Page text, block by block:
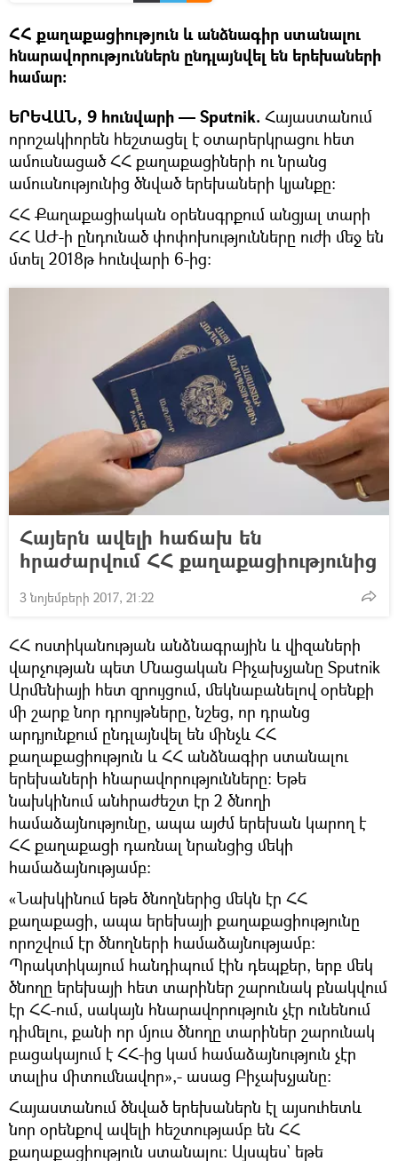
ՀՀ քաղաքացիություն և անձնագիր ստանալու
հնարավորություններն ընդլայնվել են երեխաների
համար։
ԵՐԵՎԱՆ, 9 հունվարի — Sputnik. Հայաստանում
որոշակիորեն հեշտացել է օտարերկրացու հետ
ամուսնացած ՀՀ քաղաքացիների ու նրանց
ամուսնությունից ծնված երեխաների կյանքը։
ՀՀ Քաղաքացիական օրենսգրքում անցյալ տարի
ՀՀ ԱԺ-ի ընդունած փոփոխությունները ուժի մեջ են
մտել 2018թ հունվարի 6-ից։
Հայերն ավելի հաճախ են
հրաժարվում ՀՀ քաղաքացիությունից
3 նոյեմբերի 2017, 21:22
ՀՀ ոստիկանության անձնագրային և վիզաների
վարչության պետ Մնացական Բիչախչյանը Sputnik
Արմենիայի հետ զրույցում, մեկնաբանելով օրենքի
մի շարք նոր դրույթները, նշեց, որ դրանց
արդյունքում ընդլայնվել են մինչև ՀՀ
քաղաքացիություն և ՀՀ անձնագիր ստանալու
երեխաների հնարավորությունները։ Եթե
նախկինում անհրաժեշտ էր 2 ծնողի
համաձայնությունը, ապա այժմ երեխան կարող է
ՀՀ քաղաքացի դառնալ նրանցից մեկի
համաձայնությամբ։
«Նախկինում եթե ծնողներից մեկն էր ՀՀ
քաղաքացի, ապա երեխայի քաղաքացիությունը
որոշվում էր ծնողների համաձայնությամբ։
Պրակտիկայում հանդիպում էին դեպքեր, երբ մեկ
ծնողը երեխայի հետ տարիներ շարունակ բնակվում
էր ՀՀ-ում, սակայն հնարավորություն չէր ունենում
դիմելու, քանի որ մյուս ծնողը տարիներ շարունակ
բացակայում է ՀՀ-ից կամ համաձայնություն չէր
տալիս միտումնավոր»,- ասաց Բիչախչյանը։
Հայաստանում ծնված երեխաներն էլ այսուհետև
նոր օրենքով ավելի հեշտությամբ են ՀՀ
քաղաքացիություն ստանալու։ Այսպես` եթե